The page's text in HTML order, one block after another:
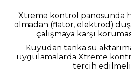
Xtreme kontrol panosunda
olmadan (flatör, elektrod)
çalışmaya karşı
Kuyudan tanka su
uygulamalarda Xtreme
tercih